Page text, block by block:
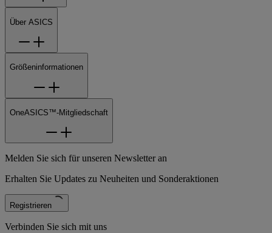
Über ASICS
Größeninformationen
OneASICS™-Mitgliedschaft
Melden Sie sich für unseren Newsletter an
Erhalten Sie Updates zu Neuheiten und Sonderaktionen
Registrieren
Verbinden Sie sich mit uns